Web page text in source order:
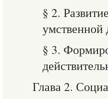
§ 2.
умственной
§ 3.
Глава 2.